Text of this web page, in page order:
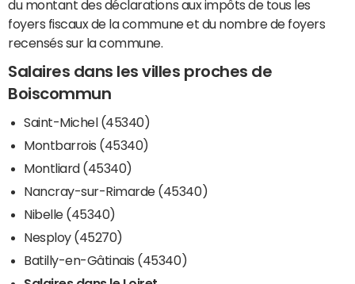
du montant des déclarations aux impôts de tous les
foyers fiscaux de la commune et du nombre de foyers
recensés sur la commune.
Salaires dans les villes proches de
Boiscommun
Saint-Michel (45340)
Montbarrois (45340)
Montliard (45340)
Nancray-sur-Rimarde (45340)
Nibelle (45340)
Nesploy (45270)
Batilly-en-Gâtinais (45340)